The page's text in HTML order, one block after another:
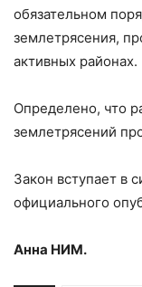
обязательном
землетрясения,
активных районах.
Определено, что
землетрясений
Закон вступает в
официального
Анна НИМ.